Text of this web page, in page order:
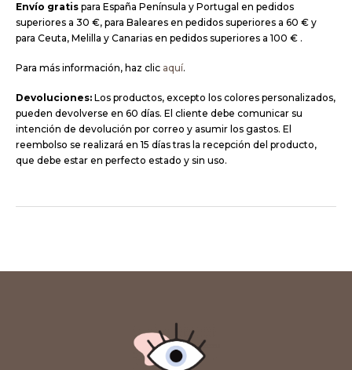
Envío gratis para España Península y Portugal en pedidos
superiores a 30 €, para Baleares en pedidos superiores a 60 € y
para Ceuta, Melilla y Canarias en pedidos superiores a 100 € .
Para más información, haz clic aquí.
Devoluciones: Los productos, excepto los colores personalizados,
pueden devolverse en 60 días. El cliente debe comunicar su
intención de devolución por correo y asumir los gastos. El
reembolso se realizará en 15 días tras la recepción del producto,
que debe estar en perfecto estado y sin uso.